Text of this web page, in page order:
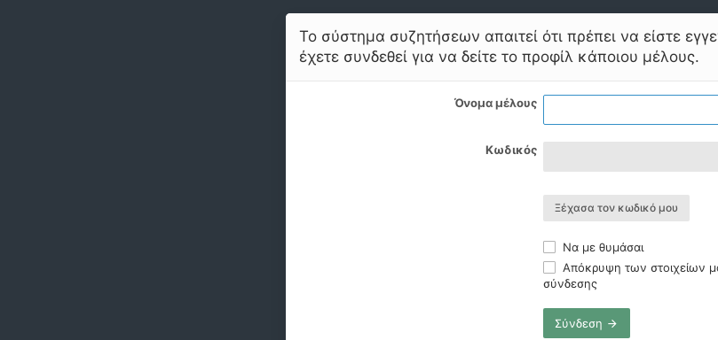
Το σύστημα συζητήσεων απαιτεί ότι πρέπει να είστε
έχετε συνδεθεί για να δείτε το προφίλ κάποιου μέλους.
Όνομα μέλους
Κωδικός
Ξέχασα τον κωδικό μου
Να με θυμάσαι
Απόκρυψη των στοιχείων
σύνδεσης
Σύνδεση